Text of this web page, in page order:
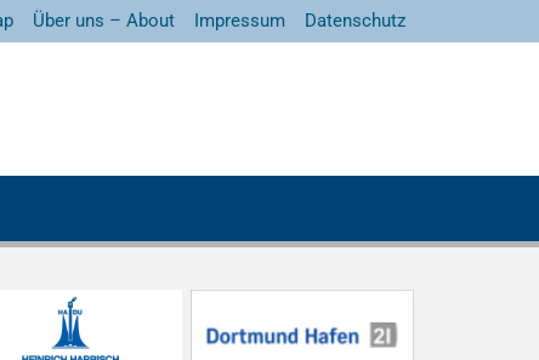
Über uns – About Impressum Datenschutz